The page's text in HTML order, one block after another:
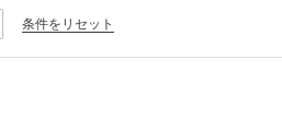
条件をリセット